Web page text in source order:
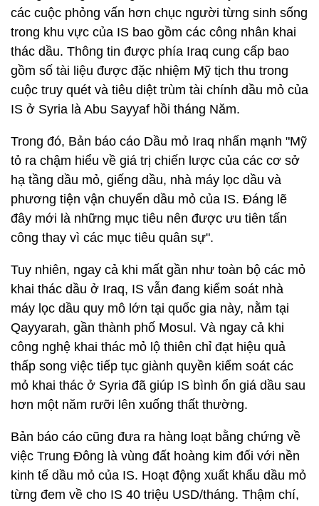
các cuộc phỏng vấn hơn chục người từng sinh sống
trong khu vực của IS bao gồm các công nhân khai
thác dầu. Thông tin được phía Iraq cung cấp bao
gồm số tài liệu được đặc nhiệm Mỹ tịch thu trong
cuộc truy quét và tiêu diệt trùm tài chính dầu mỏ của
IS ở Syria là Abu Sayyaf hồi tháng Năm.
Trong đó, Bản báo cáo Dầu mỏ Iraq nhấn mạnh "Mỹ
tỏ ra chậm hiểu về giá trị chiến lược của các cơ sở
hạ tầng dầu mỏ, giếng dầu, nhà máy lọc dầu và
phương tiện vận chuyển dầu mỏ của IS. Đáng lẽ
đây mới là những mục tiêu nên được ưu tiên tấn
công thay vì các mục tiêu quân sự".
Tuy nhiên, ngay cả khi mất gần như toàn bộ các mỏ
khai thác dầu ở Iraq, IS vẫn đang kiểm soát nhà
máy lọc dầu quy mô lớn tại quốc gia này, nằm tại
Qayyarah, gần thành phố Mosul. Và ngay cả khi
công nghệ khai thác mỏ lộ thiên chỉ đạt hiệu quả
thấp song việc tiếp tục giành quyền kiểm soát các
mỏ khai thác ở Syria đã giúp IS bình ổn giá dầu sau
hơn một năm rưỡi lên xuống thất thường.
Bản báo cáo cũng đưa ra hàng loạt bằng chứng về
việc Trung Đông là vùng đất hoàng kim đối với nền
kinh tế dầu mỏ của IS. Hoạt động xuất khẩu dầu mỏ
từng đem về cho IS 40 triệu USD/tháng. Thậm chí,